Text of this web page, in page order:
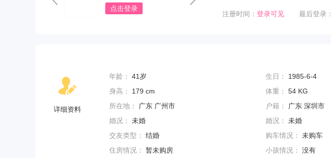
点击登录
注册时间： 登录可见 最后登录：
详细资料
年龄： 41岁 生日：
1985-6-4
身高：
179 cm 体重：
54 KG
所在地：
广东 广州市 户籍：
广东 深圳市
婚况：
未婚 婚况：
未婚
交友类型：
结婚 购车情况：
未购车
住房情况：
暂未购房 小孩情况：
没有